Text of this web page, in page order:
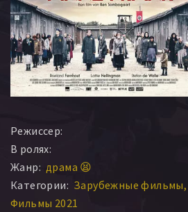
Режиссер:
В ролях:
Жанр: драма 😫
Категории: Зарубежные фильмы
Фильмы 2021